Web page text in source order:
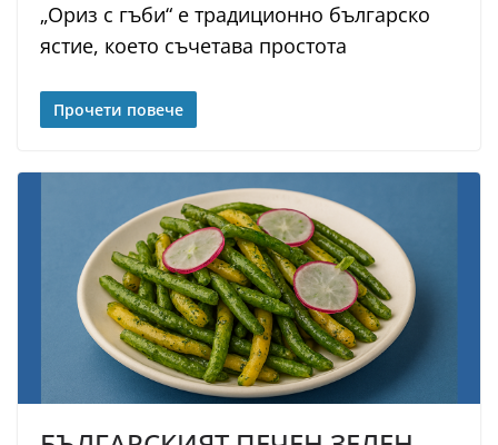
„Ориз с гъби“ е традиционно българско
ястие, което съчетава простота
Прочети повече